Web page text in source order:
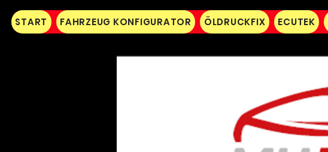
START FAHRZEUG KONFIGURATOR ÖLDRUCKFIX ECUTEK